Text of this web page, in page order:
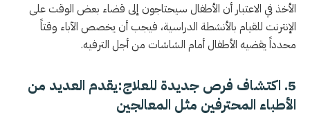
الأخذ في الاعتبار أن الأطفال سيحتاجون إلى قضاء بعض الوقت على
الإنترنت للقيام بالأنشطة الدراسية، فيجب أن يخصص الآباء وقتاً
محدداً يقضيه الأطفال أمام الشاشات من أجل الترفيه.
5. اكتشاف فرص جديدة للعلاج:يقدم العديد من
الأطباء المحترفين مثل المعالجين